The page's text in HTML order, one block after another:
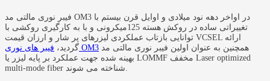
فیبر نوری مالتی مد OM3 در اواخر دهه نود میلادی و اوایل قرن بیستم با
تغییراتی ساده در روکش هسته 125میکرونی و با به کارگیری روکشی با
توانایی بازتاب عملکردی لیزرهای پر شار و ارزان قیمت VCSEL ارائه
گردید، فیبر های نوری OM3
بهینه شده جهت عملکرد بر پایه لیزر یا LOMMF مخفف Laser optimized